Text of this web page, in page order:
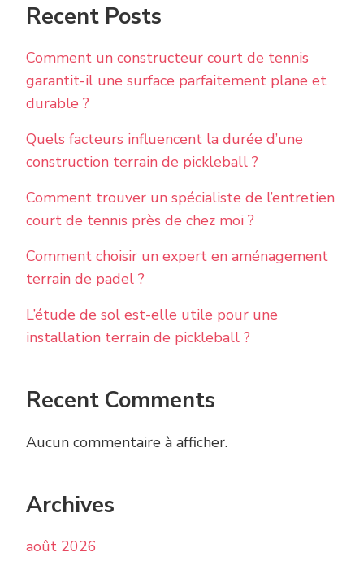
Recent Posts
Comment un constructeur court de tennis
garantit-il une surface parfaitement plane et
durable ?
Quels facteurs influencent la durée d’une
construction terrain de pickleball ?
Comment trouver un spécialiste de l’entretien
court de tennis près de chez moi ?
Comment choisir un expert en aménagement
terrain de padel ?
L’étude de sol est-elle utile pour une
installation terrain de pickleball ?
Recent Comments
Aucun commentaire à afficher.
Archives
août 2026